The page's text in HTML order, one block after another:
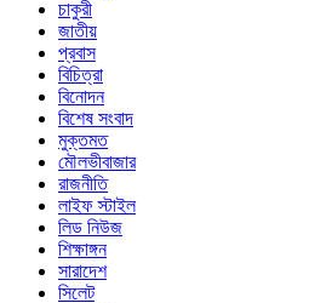
চাকুরী
জাতীয়
প্রবাস
বিচিত্রা
বিনোদন
বিশেষ সংবাদ
মুক্তমত
মৌলভীবাজার
রাজনীতি
লাইফ স্টাইল
লিড নিউজ
শিক্ষাঙ্গন
সারাদেশ
সিলেট